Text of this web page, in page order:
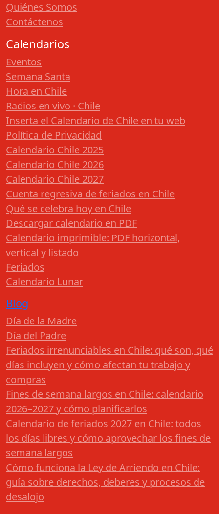
Quiénes Somos
Contáctenos
Calendarios
Eventos
Semana Santa
Hora en Chile
Radios en vivo · Chile
Inserta el Calendario de Chile en tu web
Política de Privacidad
Calendario Chile 2025
Calendario Chile 2026
Calendario Chile 2027
Cuenta regresiva de feriados en Chile
Qué se celebra hoy en Chile
Descargar calendario en PDF
Calendario imprimible: PDF horizontal,
vertical y listado
Feriados
Calendario Lunar
Blog
Día de la Madre
Día del Padre
Feriados irrenunciables en Chile: qué son, qué
días incluyen y cómo afectan tu trabajo y
compras
Fines de semana largos en Chile: calendario
2026–2027 y cómo planificarlos
Calendario de feriados 2027 en Chile: todos
los días libres y cómo aprovechar los fines de
semana largos
Cómo funciona la Ley de Arriendo en Chile:
guía sobre derechos, deberes y procesos de
desalojo